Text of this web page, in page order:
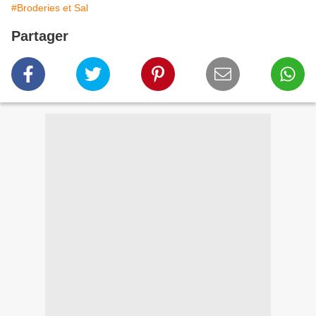
#Broderies et Sal
Partager